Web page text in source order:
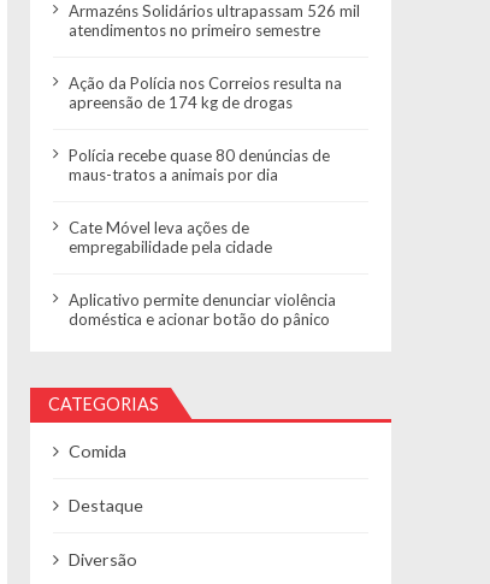
Armazéns Solidários ultrapassam 526 mil
atendimentos no primeiro semestre
Ação da Polícia nos Correios resulta na
apreensão de 174 kg de drogas
Polícia recebe quase 80 denúncias de
maus-tratos a animais por dia
Cate Móvel leva ações de
empregabilidade pela cidade
Aplicativo permite denunciar violência
doméstica e acionar botão do pânico
CATEGORIAS
Comida
Destaque
Diversão